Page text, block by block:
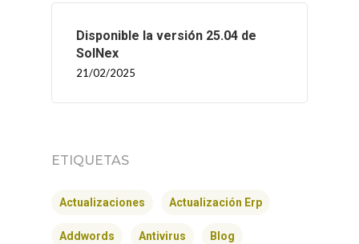
Disponible la versión 25.04 de
SolNex
21/02/2025
ETIQUETAS
Actualizaciones Actualización Erp
Addwords Antivirus Blog
INICIO
CONTACTO